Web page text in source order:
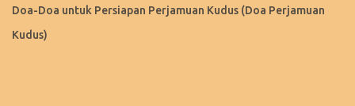
Doa-Doa untuk Persiapan Perjamuan Kudus (Doa Perjamuan
Kudus)